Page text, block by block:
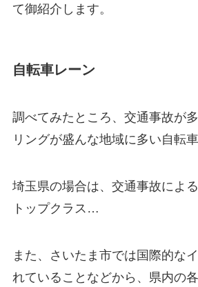
て御紹介します。
自転車レーン
調べてみたところ、交通事故が
リングが盛んな地域に多い自転車
埼玉県の場合は、交通事故によ
トップクラス…
また、さいたま市では国際的な
れていることなどから、県内の